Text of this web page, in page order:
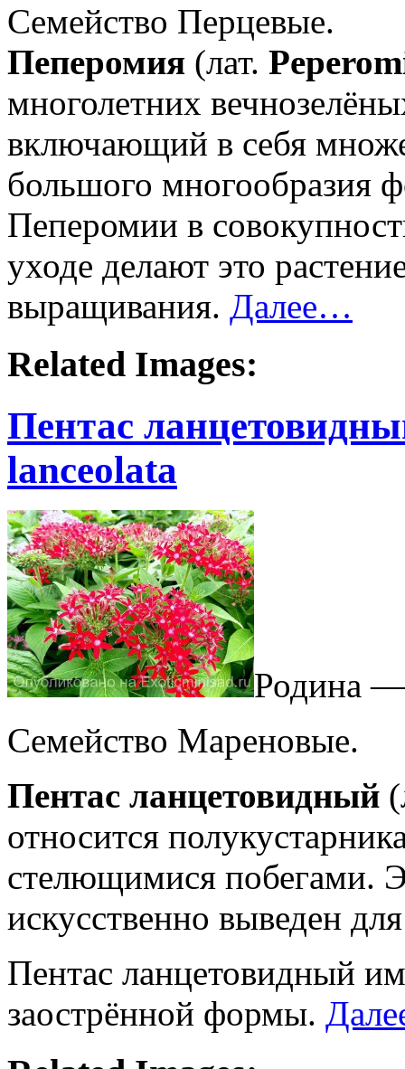
Семейство Перцевые.
Пеперомия (лат.
многолетних
включающий в себя
большого многообразия
Пеперомии в
уходе делают это
выращивания. Далее…
Related Images:
Пентас
lanceolata
Родина —
Семейство Мареновые.
Пентас ланцетовидный
относится
стелющимися побегами.
искусственно выведен
Пентас ланцетовидный
заострённой формы.